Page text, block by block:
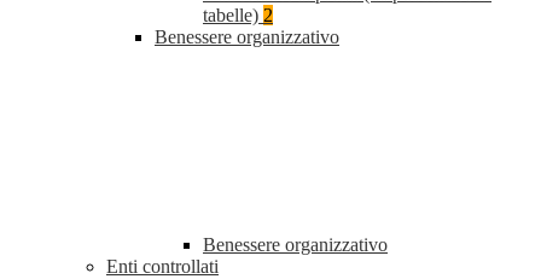
tabelle) 2
Benessere organizzativo
Benessere organizzativo
Enti controllati